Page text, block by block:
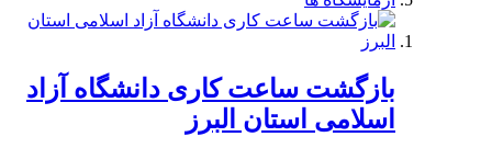
بازگشت ساعت کاری دانشگاه آزاد
اسلامی استان البرز